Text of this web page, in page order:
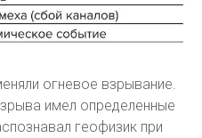
огневое взрывание.
имел определенные
геофизик при